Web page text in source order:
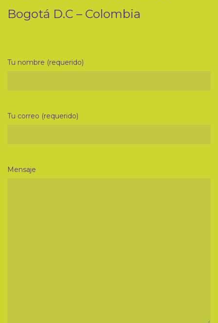
Bogotá D.C – Colombia
Tu nombre (requerido)
Tu correo (requerido)
Mensaje